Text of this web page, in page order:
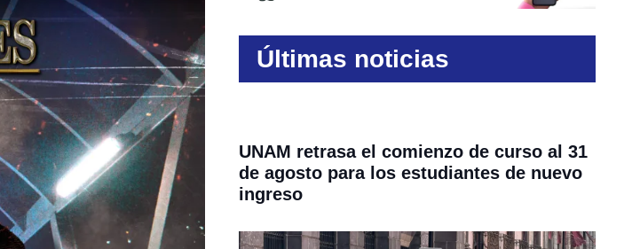
Últimas noticias
UNAM retrasa el comienzo de curso al 31
de agosto para los estudiantes de nuevo
ingreso